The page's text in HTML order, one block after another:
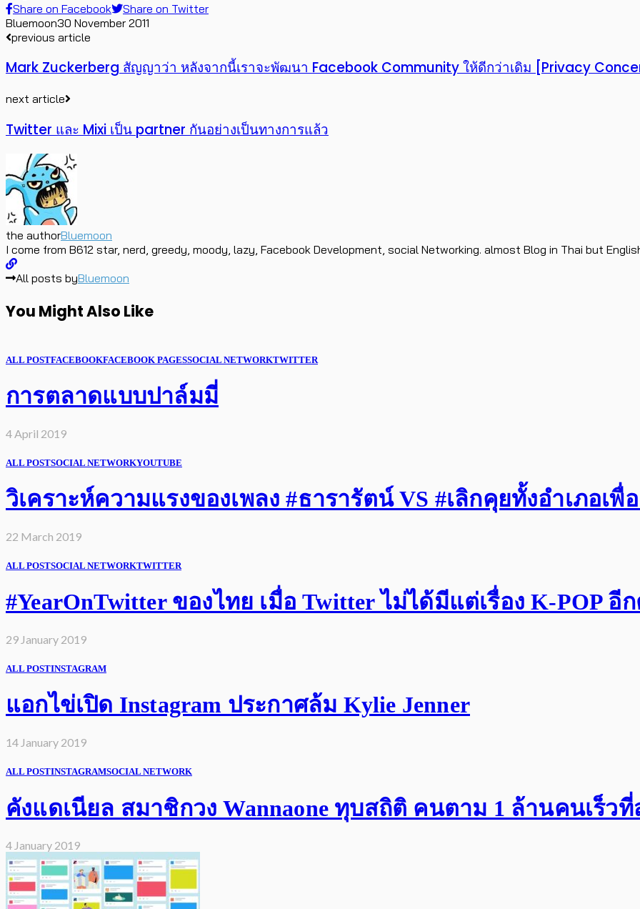
Share on Facebook
Share on Twitter
Bluemoon30 November 2011
previous article
Mark Zuckerberg สัญญาว่า หลังจากนี้เราจะพัฒนา Facebook Community ให้ดีกว่าเดิม [Privacy
next article
Twitter และ Mixi เป็น partner กันอย่างเป็นทางการแล้ว
the authorBluemoon
I come from B612 star, nerd, greedy, moody, lazy, Facebook Development, social Networking. almost Blog in Thai but
All posts byBluemoon
You Might Also Like
ALL POSTFACEBOOKFACEBOOK PAGESSOCIAL NETWORKTWITTER
การตลาดแบบปาล์มมี่
4 April 2019
ALL POSTSOCIAL NETWORKYOUTUBE
วิเคราะห์ความแรงของเพลง #ธารารัตน์ VS #เลิกคุยทั้งอำเภอเพื่
22 March 2019
ALL POSTSOCIAL NETWORKTWITTER
#YearOnTwitter ของไทย เมื่อ Twitter ไม่ได้มีแต่เรื่อง K-POP อี
29 January 2019
ALL POSTINSTAGRAM
แอกไข่เปิด Instagram ประกาศล้ม Kylie Jenner
14 January 2019
ALL POSTINSTAGRAMSOCIAL NETWORK
คังแดเนียล สมาชิกวง Wannaone ทุบสถิติ คนตาม 1 ล้านคนเร็ว
4 January 2019